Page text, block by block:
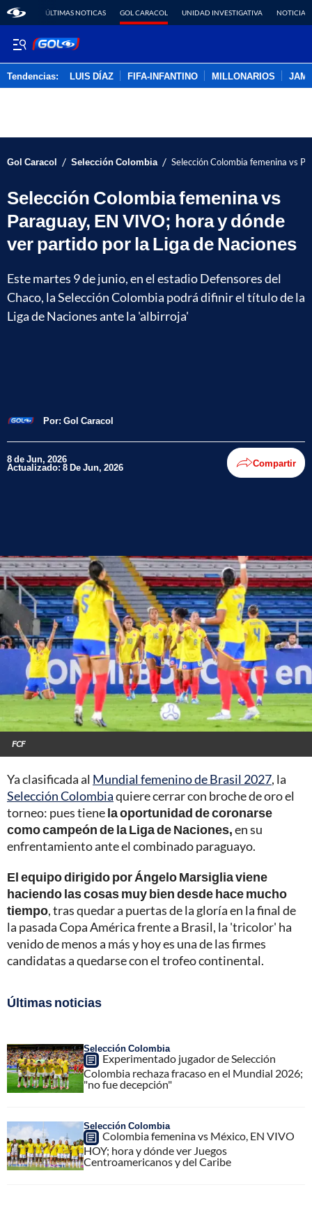
ÚLTIMAS NOTICAS GOL CARACOL UNIDAD INVESTIGATIVA NOTICIAS
Tendencias: LUIS DÍAZ FIFA-INFANTINO MILLONARIOS
Gol Caracol / Selección Colombia / Selección Colombia femenina vs
Selección Colombia femenina vs
Paraguay, EN VIVO; hora y dónde
ver partido por la Liga de Naciones
Este martes 9 de junio, en el estadio Defensores del
Chaco, la Selección Colombia podrá difinir el título de la
Liga de Naciones ante la 'albirroja'
Por: Gol Caracol
8 de Jun, 2026
Actualizado: 8 De Jun, 2026 Compartir
FCF
Ya clasificada al Mundial femenino de Brasil 2027, la
Selección Colombiaquiere cerrar con broche de oro el
torneo: pues tienela oportunidad de coronarse
como campeón de la Liga de Naciones,en su
enfrentamiento ante el combinado paraguayo.
El equipo dirigido por Ángelo Marsiglia viene
haciendo las cosas muy bien desde hace mucho
tiempo, tras quedar a puertas de la gloría en la final de
la pasada Copa América frente a Brasil, la 'tricolor' ha
venido de menos a más y hoy es una de las firmes
candidatas a quedarse con el trofeo continental.
Últimas noticias
Selección Colombia
Experimentado jugador de Selección
Colombia rechaza fracaso en el Mundial 2026;
"no fue decepción"
Selección Colombia
Colombia femenina vs México, EN VIVO
HOY; hora y dónde ver Juegos
Centroamericanos y del Caribe